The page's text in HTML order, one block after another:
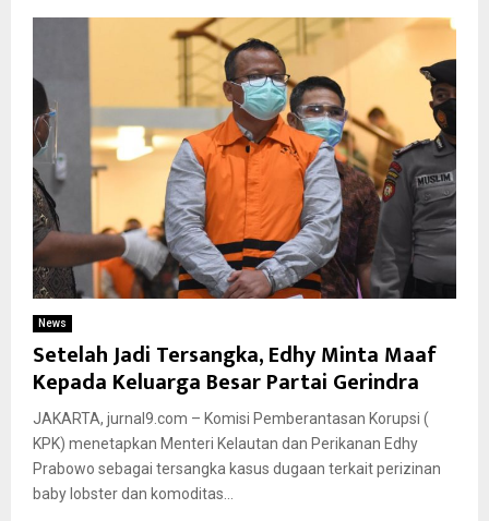
News
Setelah Jadi Tersangka, Edhy Minta Maaf
Kepada Keluarga Besar Partai Gerindra
JAKARTA, jurnal9.com – Komisi Pemberantasan Korupsi (
KPK) menetapkan Menteri Kelautan dan Perikanan Edhy
Prabowo sebagai tersangka kasus dugaan terkait perizinan
baby lobster dan komoditas...